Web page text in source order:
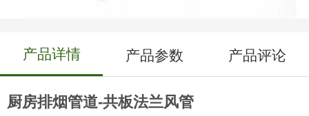
产品详情 产品参数 产品评论
厨房排烟管道-共板法兰风管